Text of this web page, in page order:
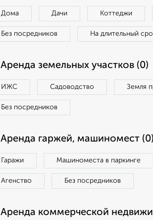
Дома Дачи Коттеджи
Без посредников На длительный
Аренда земельных участков (0)
ИЖС Садоводство Земля
Без посредников
Аренда гаржей, машиномест (0)
Гаражи Машиноместа в паркинге
Агенство Без посредников
Аренда коммерческой